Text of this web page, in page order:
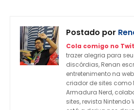
Postado por
Cola comigo no
trazer alegria para
discórdias, Renan
entretenimento na
criador de sites como
Armadura Nerd,
sites, revista Nintendo